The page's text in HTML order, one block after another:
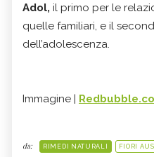
Adol, il primo per le
quelle familiari, e il
dell’adolescenza.
Immagine |
da: RIMEDI NATURALI FIORI